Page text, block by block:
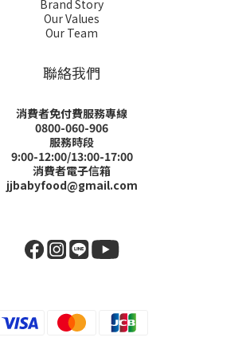
Brand Story
Our Values
Our Team
聯絡我們
消費者免付費服務專線
0800-060-906
服務時段
9:00-12:00/13:00-17:00
消費者電子信箱
jjbabyfood@gmail.com